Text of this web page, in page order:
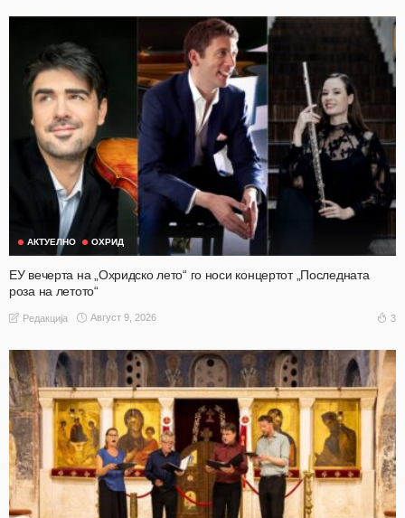
АКТУЕЛНО ОХРИД
ЕУ вечерта на „Охридско лето“ го носи концертот „Последната
роза на летото“
Редакција Август 9, 2026 3